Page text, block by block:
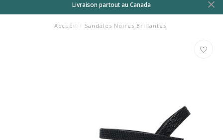
Livraison partout au Canada
Accueil / Sandales Noires Brillantes